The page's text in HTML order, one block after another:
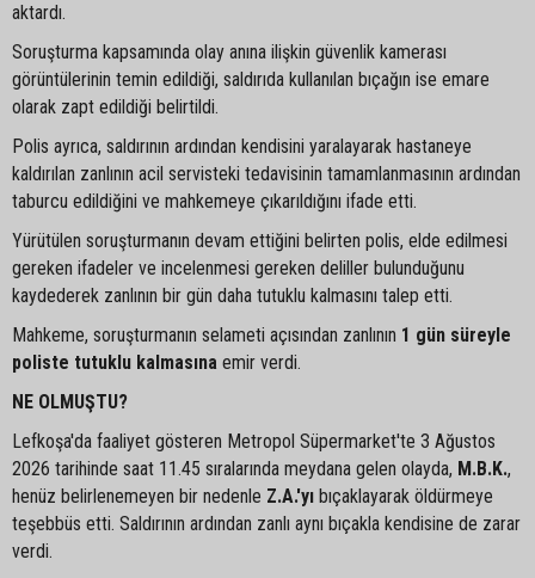
aktardı.
Soruşturma kapsamında olay anına ilişkin güvenlik kamerası
görüntülerinin temin edildiği, saldırıda kullanılan bıçağın ise emare
olarak zapt edildiği belirtildi.
Polis ayrıca, saldırının ardından kendisini yaralayarak hastaneye
kaldırılan zanlının acil servisteki tedavisinin tamamlanmasının ardından
taburcu edildiğini ve mahkemeye çıkarıldığını ifade etti.
Yürütülen soruşturmanın devam ettiğini belirten polis, elde edilmesi
gereken ifadeler ve incelenmesi gereken deliller bulunduğunu
kaydederek zanlının bir gün daha tutuklu kalmasını talep etti.
Mahkeme, soruşturmanın selameti açısından zanlının 1 gün süreyle
poliste tutuklu kalmasına emir verdi.
NE OLMUŞTU?
Lefkoşa'da faaliyet gösteren Metropol Süpermarket'te 3 Ağustos
2026 tarihinde saat 11.45 sıralarında meydana gelen olayda, M.B.K.,
henüz belirlenemeyen bir nedenle Z.A.'yı bıçaklayarak öldürmeye
teşebbüs etti. Saldırının ardından zanlı aynı bıçakla kendisine de zarar
verdi.